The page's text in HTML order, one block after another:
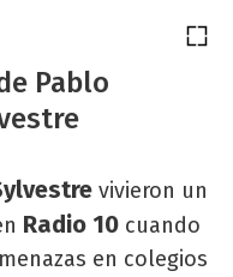
Pablo
vivieron un
Radio 10 cuando
en colegios